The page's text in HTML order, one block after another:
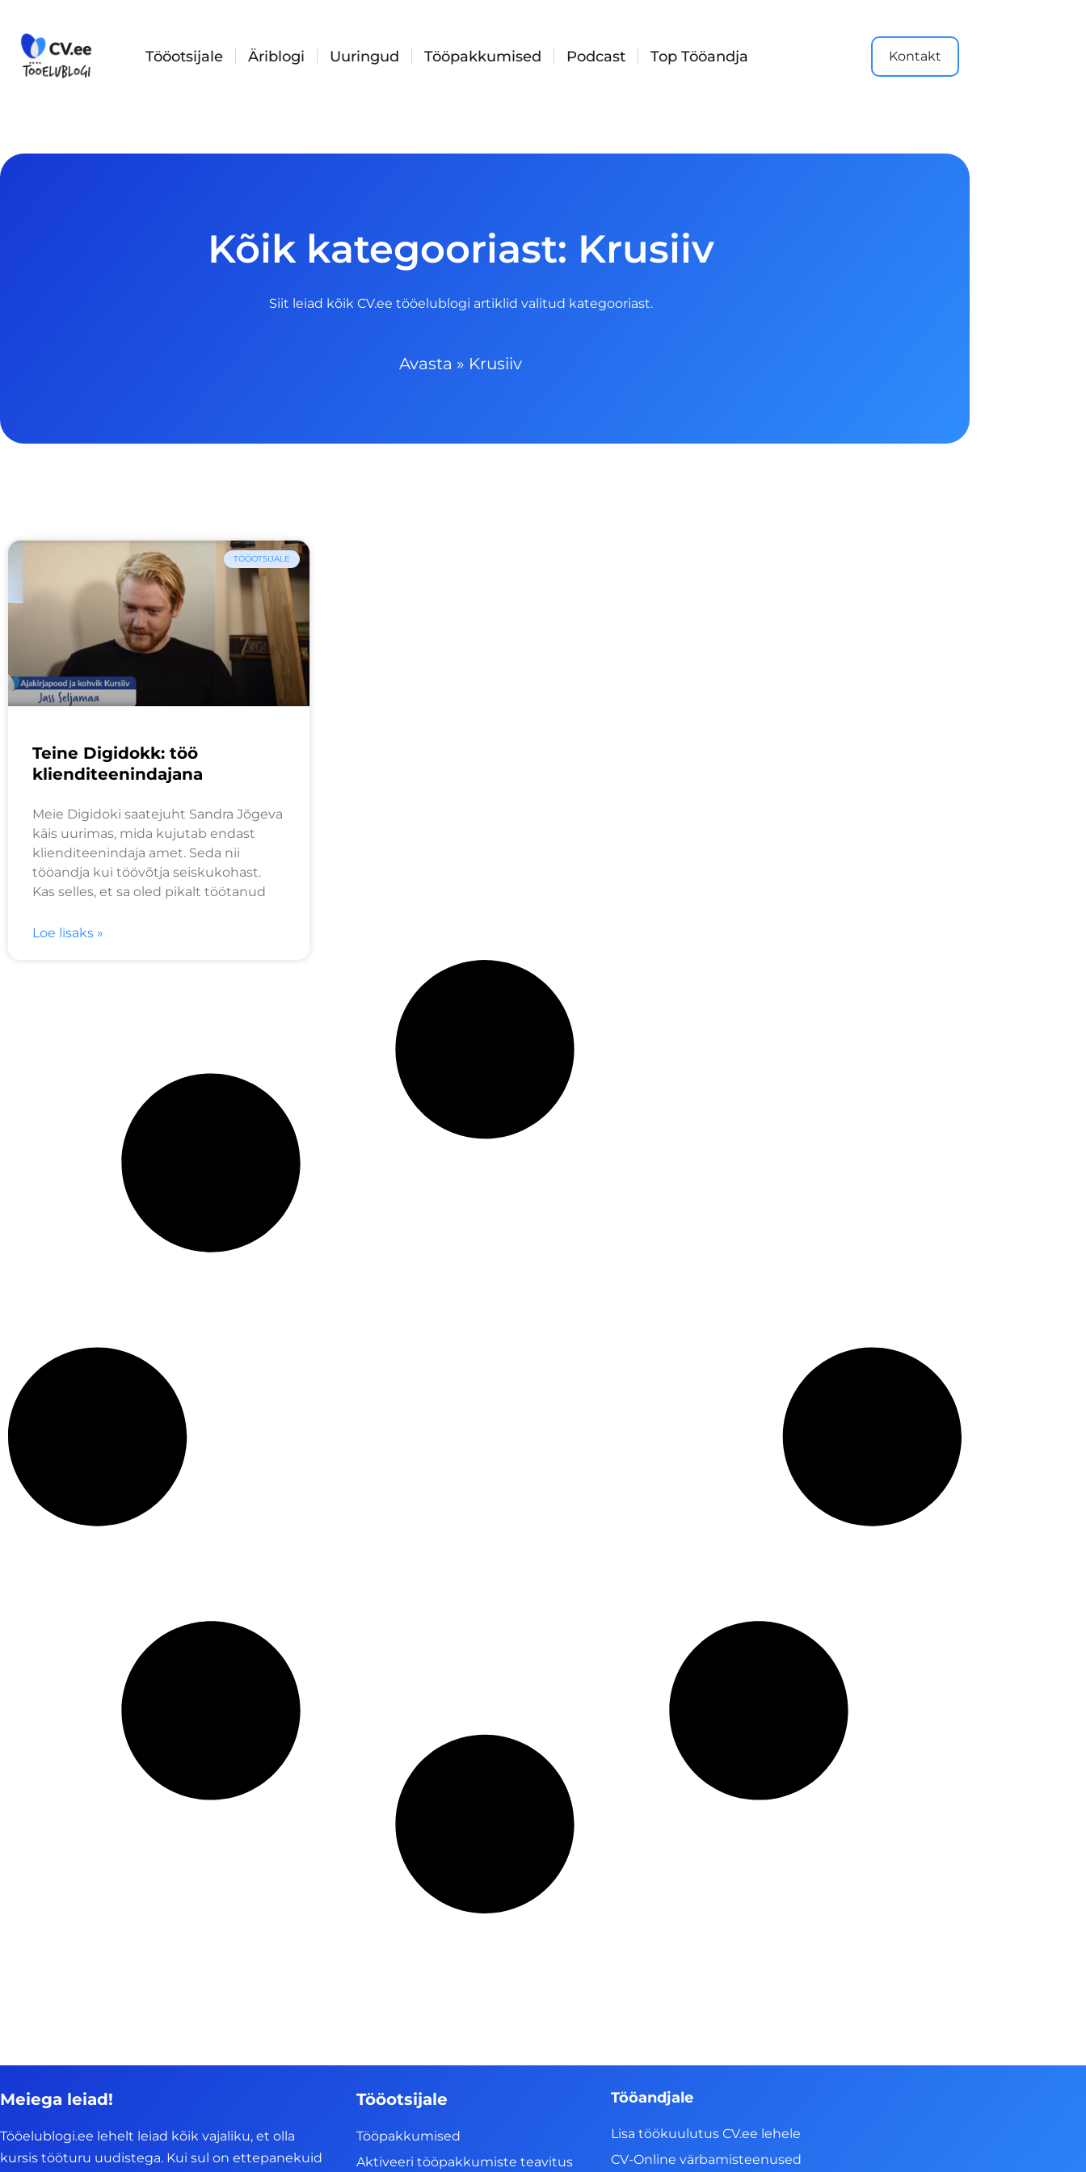
content
Tööotsijale Äriblogi Uuringud Tööpakkumised Podcast Top Tööandja Kontakt
Kõik kategooriast: Krusiiv
Siit leiad kõik CV.ee tööelublogi artiklid valitud kategooriast.
Avasta » Krusiiv
TÖÖOTSIJALE
Teine Digidokk: töö
klienditeenindajana
Meie Digidoki saatejuht Sandra Jõgeva
käis uurimas, mida kujutab endast
klienditeenindaja amet. Seda nii
tööandja kui töövõtja seiskukohast.
Kas selles, et sa oled pikalt töötanud
Loe lisaks »
Meiega leiad!
Tööelublogi.ee lehelt leiad kõik vajaliku, et olla
kursis tööturu uudistega. Kui sul on ettepanekuid
Tööotsijale
Tööpakkumised
Aktiveeri tööpakkumiste teavitus
Tööandjale
Lisa töökuulutus CV.ee lehele
CV-Online värbamisteenused